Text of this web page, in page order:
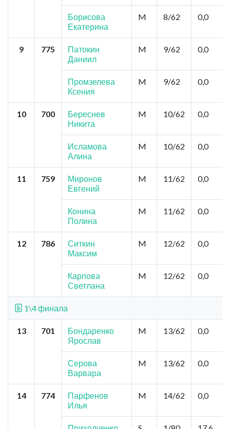
Борисова
Екатерина
M 8/62 0,0
9 775
Патокин
Даниил
M 9/62 0,0
Промзелева
Ксения
M 9/62 0,0
10 700
Береснев
Никита
M 10/62 0,0
Исламова
Алина
M 10/62 0,0
11 759
Миронов
Евгений
M 11/62 0,0
Конина
Полина
M 11/62 0,0
12 786
Ситкин
Максим
M 12/62 0,0
Карпова
Светлана
M 12/62 0,0
1\4 финала
13 701
Бондаренко
Ярослав
M 13/62 0,0
Серова
Варвара
M 13/62 0,0
14 774
Парфенов
Илья
M 14/62 0,0